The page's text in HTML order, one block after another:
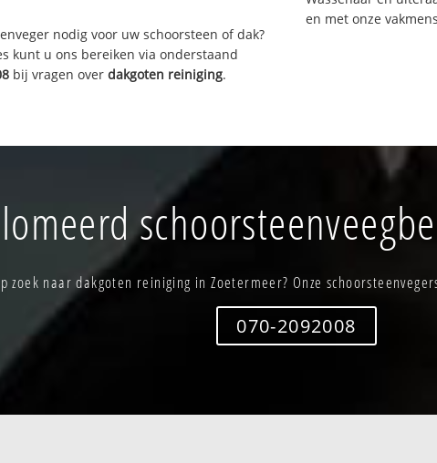
nodig voor uw schoorsteen of dak?
kunt u ons bereiken via onderstaand
bij vragen overdakgoten reiniging.
en met onze
zoek naar dakgoten reiniging in Zoetermeer? Onze
070-2092008